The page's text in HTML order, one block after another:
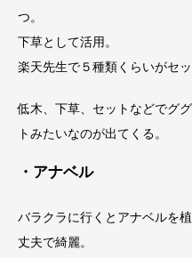
つ。
下草として活用。
楽天先生で５種類くらいがセ
低木、下草、セットなどでグ
トみたいなのが出てくる。
・アナベル
バラクラに行くとアナベルを
丈夫で綺麗。